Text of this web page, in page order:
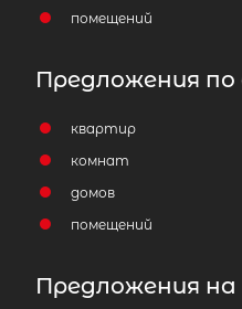
помещений
Предложения по
квартир
комнат
домов
помещений
Предложения